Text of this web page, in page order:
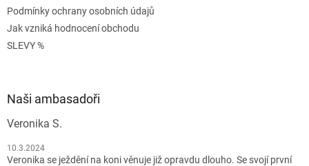
Podmínky ochrany osobních údajů
Jak vzniká hodnocení obchodu
SLEVY %
Naši ambasadoři
Veronika S.
10.3.2024
Veronika se ježdění na koni věnuje již opravdu dlouho. Se svojí první